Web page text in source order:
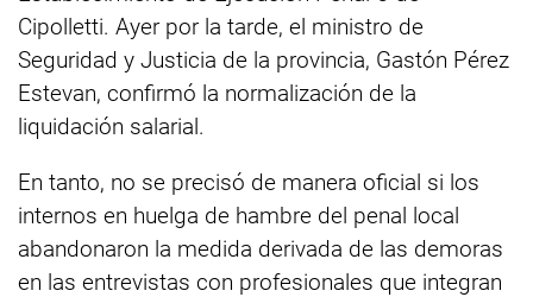
Cipolletti. Ayer por la tarde, el ministro de
Seguridad y Justicia de la provincia, Gastón Pérez
Estevan, confirmó la normalización de la
liquidación salarial.
En tanto, no se precisó de manera oficial si los
internos en huelga de hambre del penal local
abandonaron la medida derivada de las demoras
en las entrevistas con profesionales que integran